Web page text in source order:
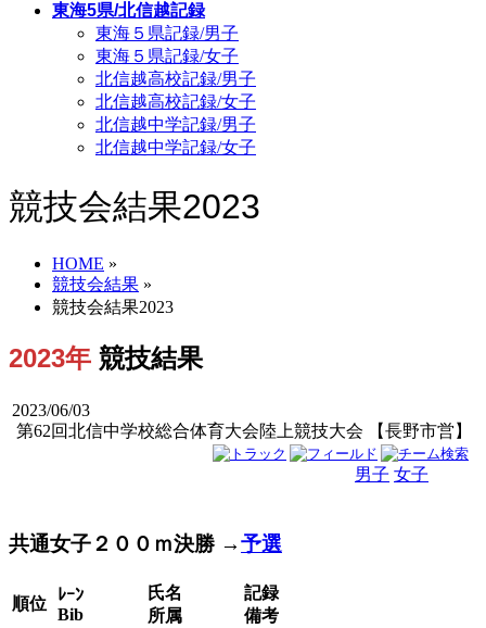
東海5県/北信越記録
東海５県記録/男子
東海５県記録/女子
北信越高校記録/男子
北信越高校記録/女子
北信越中学記録/男子
北信越中学記録/女子
競技会結果2023
HOME »
競技会結果 »
競技会結果2023
2023年 競技結果
2023/06/03
第62回北信中学校総合体育大会陸上競技大会 【長野市営】
男子 女子
共通女子２００ｍ決勝 →予選
順位
ﾚｰﾝ
Bib
氏名
所属
記録
備考